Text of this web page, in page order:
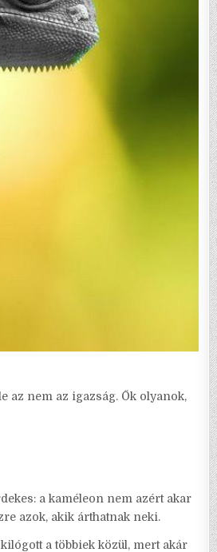
az nem az igazság. Ők olyanok,
a kaméleon nem azért akar
azok, akik árthatnak neki.
a többiek közül, mert akár